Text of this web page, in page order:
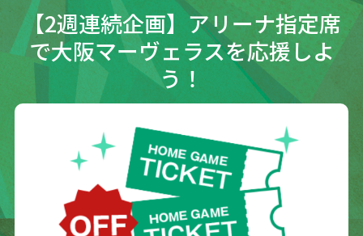
【2週連続企画】アリーナ指定席
で大阪マーヴェラスを応援しよ
う！